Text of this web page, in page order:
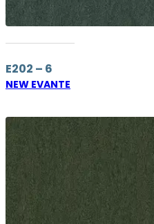
E202 – 6
NEW EVANTE